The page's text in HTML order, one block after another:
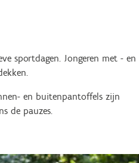
sportdagen. Jongeren met - en
en buitenpantoffels zijn
de pauzes.